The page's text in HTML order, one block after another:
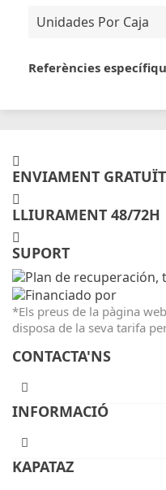
Unidades Por Caja
Referències
ENVIAMENT GRATUÏT
LLIURAMENT 48/72H
SUPORT
*Els preus de la pàgina
disposa de la seva tarifa
CONTACTA'NS
INFORMACIÓ
KAPATAZ